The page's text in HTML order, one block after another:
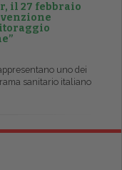
il 27 febbraio
uno dei
sanitario italiano